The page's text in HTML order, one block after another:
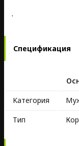
.
Спецификация
Kатегория
Тип